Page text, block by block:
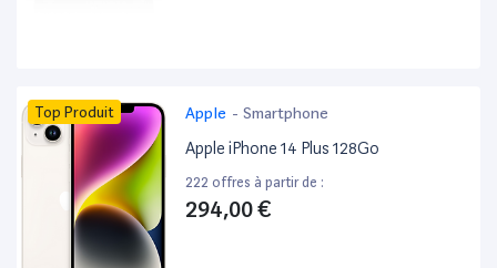
Top Produit Apple - Smartphone
Apple iPhone 14 Plus 128Go
222 offres à partir de :
294,00 €